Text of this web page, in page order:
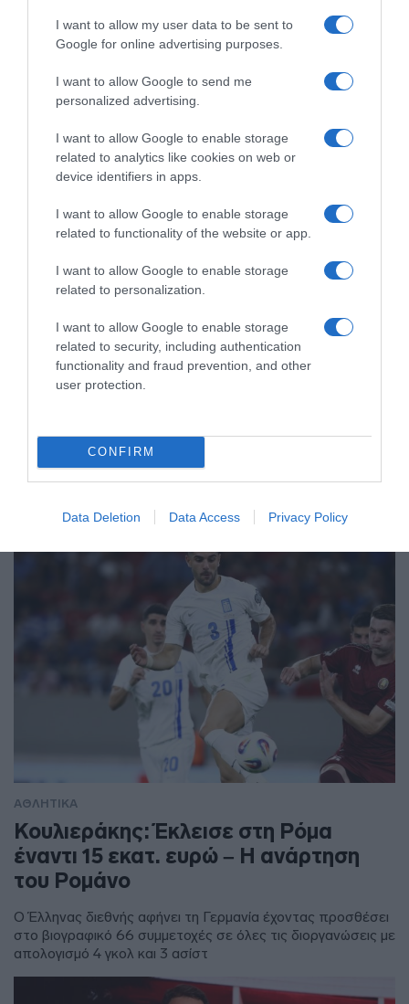
I want to allow my user data to be sent to
Google for online advertising purposes.
I want to allow Google to send me
personalized advertising.
I want to allow Google to enable storage
related to analytics like cookies on web or
device identifiers in apps.
I want to allow Google to enable storage
related to functionality of the website or app.
I want to allow Google to enable storage
related to personalization.
I want to allow Google to enable storage
related to security, including authentication
functionality and fraud prevention, and other
user protection.
CONFIRM
Data Deletion Data Access Privacy Policy
ΑΘΛΗΤΙΚΑ
Κινγκς Κάνγκουα: Στην Αθήνα για τον
ιατρικές εξετάσεις και θα υπογράψει
Θα βάλει την υπογραφή του σε τετραετές συμβόλαιο
ΑΘΛΗΤΙΚΑ
Κουλιεράκης: Έκλεισε στη Ρόμα
έναντι 15 εκατ. ευρώ – Η ανάρτηση
του Ρομάνο
Ο Έλληνας διεθνής αφήνει τη Γερμανία έχοντας προσθέσει
στο βιογραφικό 66 συμμετοχές σε όλες τις διοργανώσεις με
απολογισμό 4 γκολ και 3 ασίστ